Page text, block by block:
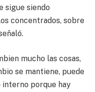
sigue siendo
concentrados, sobre
mucho las cosas,
se mantiene, puede
interno porque hay